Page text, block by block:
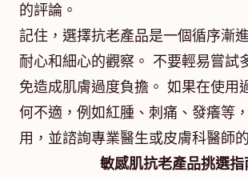
的評論。
記住，選擇抗老產品是一個循序漸
耐心和細心的觀察。 不要輕易嘗試
免造成肌膚過度負擔。 如果在使用
何不適，例如紅腫、刺痛、發癢等
用，並諮詢專業醫生或皮膚科醫師
敏感肌抗老產品挑選指